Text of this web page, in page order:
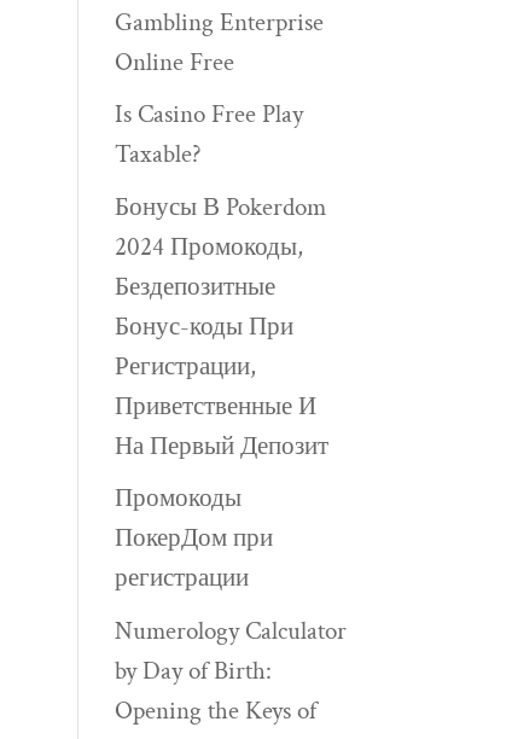
Gambling Enterprise
Online Free
Is Casino Free Play
Taxable?
Бонусы В Pokerdom
2024 Промокоды,
Бездепозитные
Бонус-коды При
Регистрации,
Приветственные И
На Первый Депозит
Промокоды
ПокерДом при
регистрации
Numerology Calculator
by Day of Birth:
Opening the Keys of